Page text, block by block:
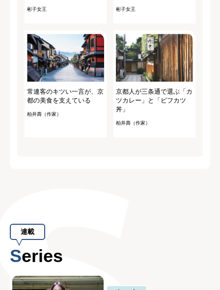
彬子女王 彬子女王
常連客のキツい一言が、京
都の美食を支えている
柏井壽（作家）
京都人が三条通で選ぶ「カ
ツカレー」と「ビフカツ
丼」
柏井壽（作家）
連載
Series